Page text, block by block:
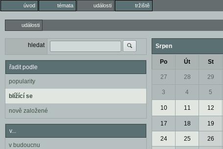
úvod témata události tržiště
události
hledat
řadit podle
popularity
blížící se
nově založené
v...
v budoucnu
Srpen
Po Út St
27 28 29
3 4 5
10 11 12
17 18 19
24 25 26